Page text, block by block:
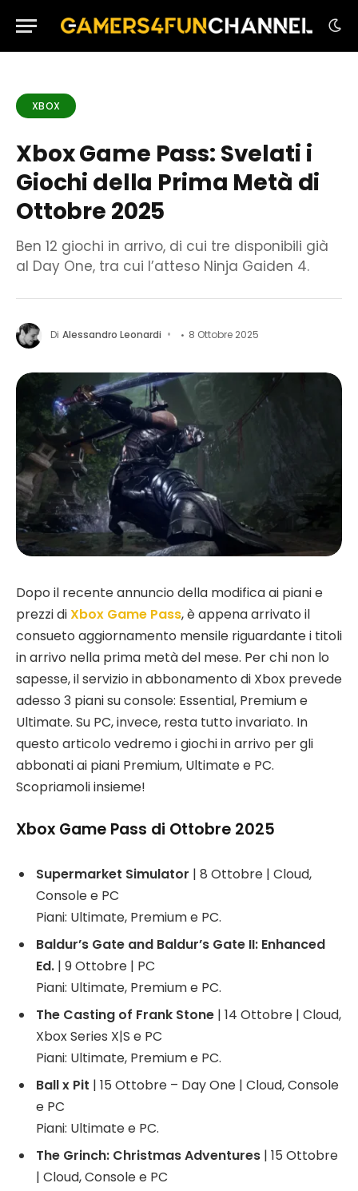
XBOX
Xbox Game Pass: Svelati i
Giochi della Prima Metà di
Ottobre 2025
Ben 12 giochi in arrivo, di cui tre disponibili già
al Day One, tra cui l’atteso Ninja Gaiden 4.
Di Alessandro Leonardi 8 Ottobre 2025
Dopo il recente annuncio della modifica ai piani e
prezzi diXbox Game Pass, è appena arrivato il
consueto aggiornamento mensile riguardante i titoli
in arrivo nella prima metà del mese. Per chi non lo
sapesse, il servizio in abbonamento di Xbox prevede
adesso 3 piani su console: Essential, Premium e
Ultimate. Su PC, invece, resta tutto invariato. In
questo articolo vedremo i giochi in arrivo per gli
abbonati ai piani Premium, Ultimate e PC.
Scopriamoli insieme!
Xbox Game Pass di Ottobre 2025
Supermarket Simulator | 8 Ottobre | Cloud,
Console e PC
Piani: Ultimate, Premium e PC.
Baldur’s Gate and Baldur’s Gate II: Enhanced
Ed. | 9 Ottobre | PC
Piani: Ultimate, Premium e PC.
The Casting of Frank Stone | 14 Ottobre | Cloud,
Xbox Series X|S e PC
Piani: Ultimate, Premium e PC.
Ball x Pit | 15 Ottobre – Day One | Cloud, Console
e PC
Piani: Ultimate e PC.
The Grinch: Christmas Adventures | 15 Ottobre
| Cloud, Console e PC